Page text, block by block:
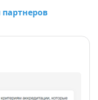
партнеров